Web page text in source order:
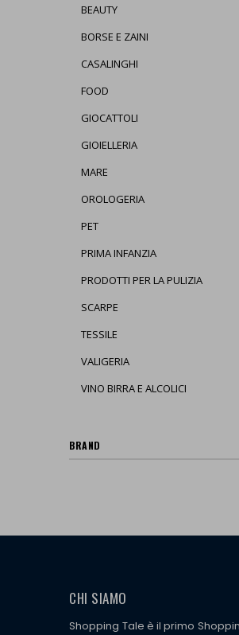
BEAUTY
BORSE E ZAINI
CASALINGHI
FOOD
GIOCATTOLI
GIOIELLERIA
MARE
OROLOGERIA
PET
PRIMA INFANZIA
PRODOTTI PER LA PULIZIA
SCARPE
TESSILE
VALIGERIA
VINO BIRRA E ALCOLICI
BRAND
CHI SIAMO
Shopping Tale è il primo